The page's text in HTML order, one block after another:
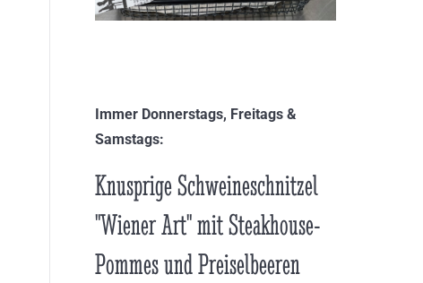
Immer Donnerstags, Freitags &
Samstags:
Knusprige Schweineschnitzel
"Wiener Art" mit Steakhouse-
Pommes und Preiselbeeren